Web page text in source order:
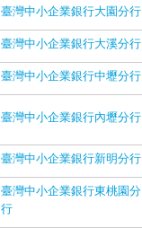
臺灣中小企業銀行大園分行
臺灣中小企業銀行大溪分行
臺灣中小企業銀行中壢分行
臺灣中小企業銀行內壢分行
臺灣中小企業銀行新明分行
臺灣中小企業銀行東桃園分
行